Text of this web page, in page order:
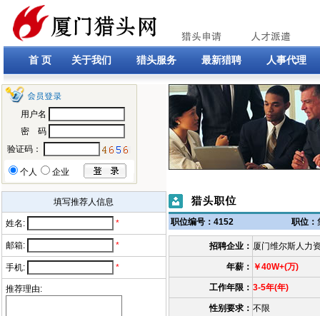
首 页 关于我们 猎头服务 最新猎聘 人事代理
用户名
密 码
验证码：
个人 企业
填写推荐人信息
姓名: *
邮箱: *
手机: *
推荐理由:
职位编号：4152 职位：
招聘企业： 厦门维尔斯人力
年薪： ￥40W+(万)
工作年限： 3-5年(年)
性别要求： 不限